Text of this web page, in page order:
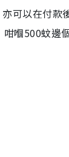
可以在付款
嗰500蚊邊